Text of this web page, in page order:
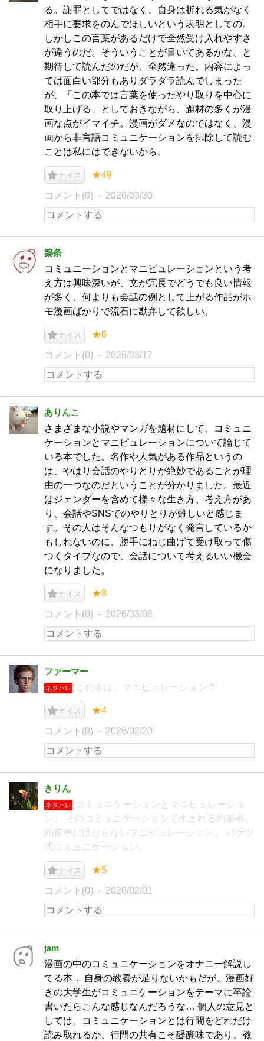
る。謝罪としてではなく、自身は折れる気がなく
相手に要求をのんでほしいという表明としての。
しかしこの言葉があるだけで全然受け入れやすさ
が違うのだ。そういうことが書いてあるかな、と
期待して読んだのだが、全然違った。内容によっ
ては面白い部分もありダラダラ読んでしまった
が、「この本では言葉を使ったやり取りを中心に
取り上げる」としておきながら、題材の多くが漫
画な点がイマイチ。漫画がダメなのではなく、漫
画から非言語コミュニケーションを排除して読む
ことは私にはできないから。
ナイス ★49
コメント(0) 2026/03/30
築条
コミュニーションとマニピュレーションという考
え方は興味深いが、文が冗長でどうでも良い情報
が多く、何よりも会話の例として上がる作品がホ
モ漫画ばかりで流石に勘弁して欲しい。
ナイス ★6
コメント(0) 2026/03/17
ありんこ
さまざまな小説やマンガを題材にして、コミュニ
ケーションとマニピュレーションについて論じて
いる本でした。名作や人気がある作品というの
は、やはり会話のやりとりが絶妙であることが理
由の一つなのだということが分かりました。最近
はジェンダーを含めて様々な生き方、考え方があ
り、会話やSNSでのやりとりが難しいと感じま
す。その人はそんなつもりがなく発言しているか
もしれないのに、勝手にねじ曲げて受け取って傷
つくタイプなので、会話について考えるいい機会
になりました。
ナイス ★8
コメント(0) 2026/03/08
ファーマー
ネタバレ この本は、マニピュレーション？
ナイス ★4
コメント(0) 2026/02/20
きりん
ネタバレ
コミュニケーションとマニピュレーショ
ン。 そのコミュニケーションで生まれる約束事。
約束事にはならないマニピュレーション。 バケツ
式コミュニケーション。
ナイス ★5
コメント(0) 2026/02/01
jam
漫画の中のコミュニケーションをオナニー解説し
てる本． 自身の教養が足りないかもだが、漫画好
きの大学生がコミュニケーションをテーマに卒論
書いたらこんな感じなんだろうな… 個人の意見と
しては、コミュニケーションとは行間をどれだけ
読み取れるか、行間の共有こそ醍醐味であり、教